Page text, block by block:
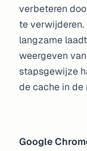
verbeteren
te verwijderen.
langzame
weergeven
stapsgewijze
de cache in
Google